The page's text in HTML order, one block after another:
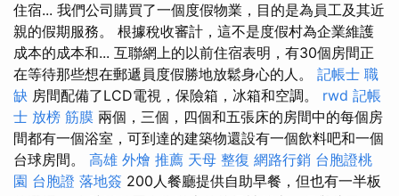
住宿... 我們公司購買了一個度假物業，目的是為員工及其近
親的假期服務。 根據稅收審計，這不是度假村為企業維護
成本的成本和... 互聯網上的以前住宿表明，有30個房間正
在等待那些想在郵遞員度假勝地放鬆身心的人。 記帳士 職
缺 房間配備了LCD電視，保險箱，冰箱和空調。 rwd 記帳
士 放榜 筋膜 兩個，三個，四個和五張床的房間中的每個房
間都有一個浴室，可到達的建築物還設有一個飲料吧和一個
台球房間。 高雄 外燴 推薦 天母 整復 網路行銷 台胞證桃
園 台胞證 落地簽 200人餐廳提供自助早餐，但也有一半板